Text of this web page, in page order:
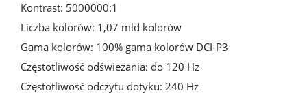
Kontrast: 5000000:1
Liczba kolorów: 1,07 mld kolorów
Gama kolorów: 100% gama kolorów DCI-P3
Częstotliwość odświeżania: do 120 Hz
Częstotliwość odczytu dotyku: 240 Hz